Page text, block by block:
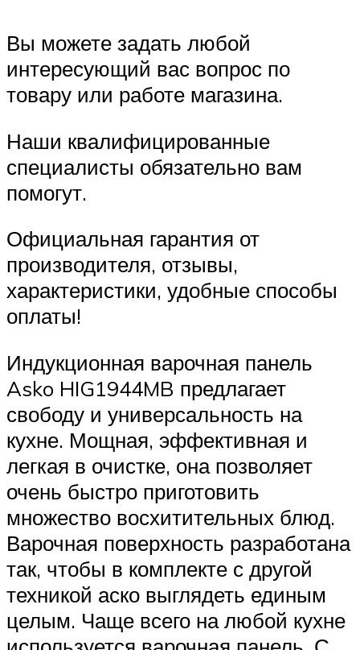
Вы можете задать любой
интересующий вас вопрос по
товару или работе магазина.
Наши квалифицированные
специалисты обязательно вам
помогут.
Официальная гарантия от
производителя, отзывы,
характеристики, удобные способы
оплаты!
Индукционная варочная панель
Asko HIG1944MB предлагает
свободу и универсальность на
кухне. Мощная, эффективная и
легкая в очистке, она позволяет
очень быстро приготовить
множество восхитительных блюд.
Варочная поверхность разработана
так, чтобы в комплекте с другой
техникой аско выглядеть единым
целым. Чаще всего на любой кухне